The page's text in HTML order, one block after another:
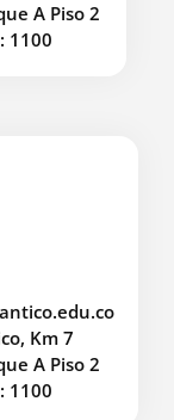
A Piso 2
1100
Km 7
A Piso 2
1100